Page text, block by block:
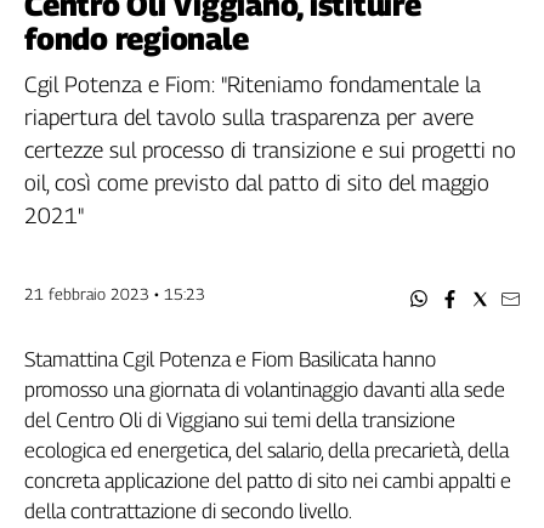
Filcams
Filctem
Fillea
Filt
Fisac
Flai
Nidil
Spi
Inca
Caaf
Speciali
G8
fondo regionale
Cgil Potenza e Fiom: "Riteniamo fondamentale la
riapertura del tavolo sulla trasparenza per avere
certezze sul processo di transizione e sui progetti no
oil, così come previsto dal patto di sito del maggio
2021"
21 febbraio 2023 • 15:23
Stamattina Cgil Potenza e Fiom Basilicata hanno
promosso una giornata di volantinaggio davanti alla sede
del Centro Oli di Viggiano sui temi della transizione
ecologica ed energetica, del salario, della precarietà, della
concreta applicazione del patto di sito nei cambi appalti e
della contrattazione di secondo livello.